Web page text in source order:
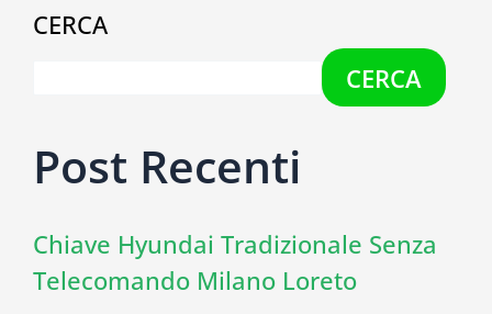
CERCA
CERCA
Post Recenti
Chiave Hyundai Tradizionale Senza
Telecomando Milano Loreto